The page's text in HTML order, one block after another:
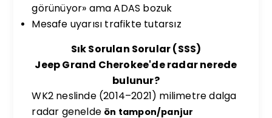
görünüyor» ama ADAS bozuk
Mesafe uyarısı trafikte tutarsız
Sık Sorulan Sorular (SSS)
Jeep Grand Cherokee'de radar nerede
bulunur?
WK2 neslinde (2014–2021) milimetre dalga
radar genelde ön tampon/panjur